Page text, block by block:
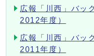
広報「川西」バッ
2012年度）
広報「川西」バッ
2011年度）